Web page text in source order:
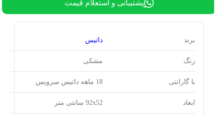
پشتیبانی و استعلام قیمت
برند داتیس
رنگ مشکی
با گارانتی 18 ماهه داتیس سرویس
ابعاد 92x52 سانتی متر